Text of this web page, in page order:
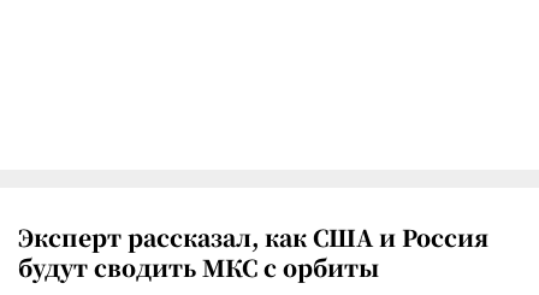
Эксперт рассказал, как США и Россия
будут сводить МКС с орбиты